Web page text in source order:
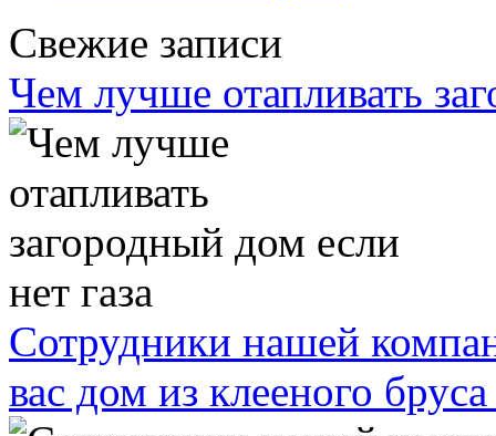
Свежие записи
Чем лучше отапливать
Сотрудники нашей
вас дом из клееного